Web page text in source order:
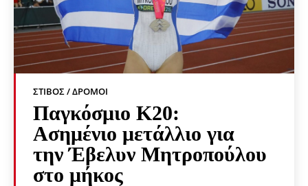
ΣΤΊΒΟΣ / ΔΡΌΜΟΙ
Παγκόσμιο Κ20:
Ασημένιο μετάλλιο για
την Έβελυν Μητροπούλου
στο μήκος